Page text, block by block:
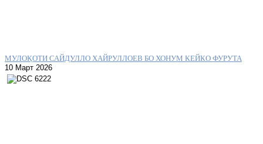
МУЛОҚОТИ САЙДУЛЛО ХАЙРУЛЛОЕВ БО ХОНУМ КЕЙКО ФУРУТА
10 Март 2026